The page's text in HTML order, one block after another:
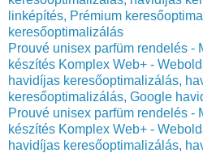
linképítés, Prémium
keresőoptimalizálás
Prouvé unisex parfüm rendelés -
készítés Komplex Web+ -
havidíjas keresőoptimalizálás,
keresőoptimalizálás, Google
Prouvé unisex parfüm rendelés -
készítés Komplex Web+ -
havidíjas keresőoptimalizálás,